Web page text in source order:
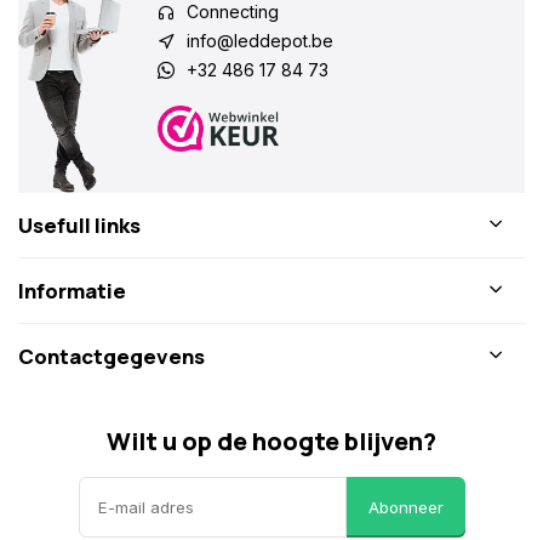
Connecting
info@leddepot.be
+32 486 17 84 73
Usefull links
Informatie
Contactgegevens
Wilt u op de hoogte blijven?
Abonneer